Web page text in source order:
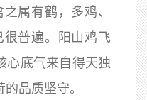
属有鹤，多鸡、
很普遍。阳山鸡飞
心底气来自得天独
品质坚守。